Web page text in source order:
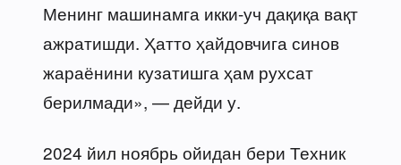
Менинг машинамга икки-уч дақиқа вақт
ажратишди. Ҳатто ҳайдовчига синов
жараёнини кузатишга ҳам рухсат
берилмади», — дейди у.
2024 йил ноябрь ойидан бери Техник